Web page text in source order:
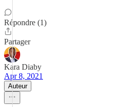
Répondre (1)
Partager
Kara Diaby
Apr 8, 2021
Auteur